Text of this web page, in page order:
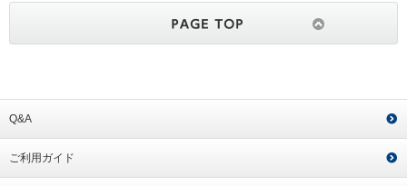
Q&A
ご利用ガイド